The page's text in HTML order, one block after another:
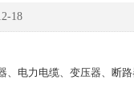
18
电力电缆、变压器、断